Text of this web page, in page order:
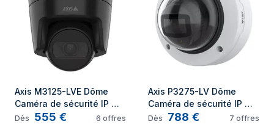
Axis M3125-LVE Dôme
Caméra de sécurité IP
Intérieure et extérieure
Dès 555 € 6 offres
Axis P3275-LV Dôme
Caméra de sécurité IP
Intérieure 1920 x 1080
Dès 788 € 7 offres